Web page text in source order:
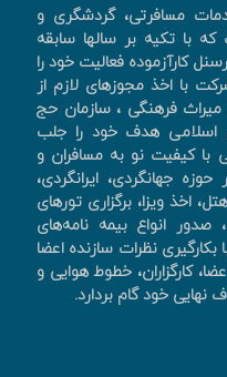
مسافرتی، گردشگری و
با تکیه بر سالها سابقه
کارآزموده فعالیت خود را
شرکت با اخذ مجوزهای لازم از
میراث فرهنگی ، سازمان حج
اسلامی هدف خود را جلب
با کیفیت نو به مسافران و
جهانگردی، ايرانگردی،
اخذ ويزا، برگزاری تورهای
انواع بیمه نامه‌های
نظرات سازنده اعضا
کارگزاران، خطوط هوایی و
نهایی خود گام بردارد.